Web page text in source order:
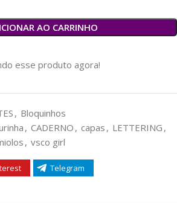
AO CARRINHO
esse produto agora!
, Bloquinhos
, CADERNO , capas , LETTERING ,
, vsco girl
Telegram